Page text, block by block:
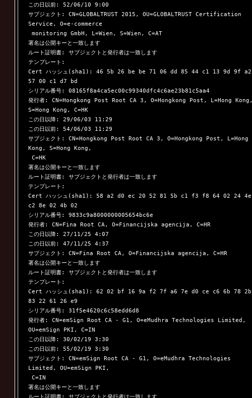
この日以前: 52/06/10 9:00
サブジェクト: CN=GLOBALTRUST 2015, OU=GLOBALTRUST Certification
Service, O=e-commerce
署名は公開キーと一致します
ルート証明書: サブジェクトと発行者は一致します
テンプレート:
Cert ハッシュ(sha1): 46 5b 26 be be 71 06 dd 85 44 c1 13 9d 9f a2
57 00 c1 d7 bd
シリアル番号: 08165f8a4ca5ec00c99340dfc4c6ae23b81c5aa4
発行者: CN=Hongkong Post Root CA 3, O=Hongkong Post, L=Hong Kong,
S=Hong Kong, C=HK
この日以降: 29/06/03 11:29
この日以前: 54/06/03 11:29
サブジェクト: CN=Hongkong Post Root CA 3, O=Hongkong Post, L=Hong
Kong, S=Hong Kong,
署名は公開キーと一致します
ルート証明書: サブジェクトと発行者は一致します
テンプレート:
Cert ハッシュ(sha1): 58 a2 d0 ec 20 52 81 5b c1 f3 f8 64 02 24 4e
c2 8e 02 4b 02
シリアル番号: 9833c9a8000000005654bc6e
発行者: CN=Fina Root CA, O=Financijska agencija, C=HR
この日以降: 27/11/25 4:07
この日以前: 47/11/25 4:37
サブジェクト: CN=Fina Root CA, O=Financijska agencija, C=HR
署名は公開キーと一致します
ルート証明書: サブジェクトと発行者は一致します
テンプレート:
Cert ハッシュ(sha1): 62 02 bf 16 9a f2 7f a6 7e d0 ce c6 6b 78 2b
83 22 61 26 e9
シリアル番号: 31f5e4620c6c58edd6d8
発行者: CN=emSign Root CA - G1, O=eMudhra Technologies Limited,
OU=emSign PKI, C=IN
この日以降: 30/02/19 3:30
この日以前: 55/02/19 3:30
サブジェクト: CN=emSign Root CA - G1, O=eMudhra Technologies
Limited, OU=emSign PKI,
署名は公開キーと一致します
ルート証明書: サブジェクトと発行者は一致します